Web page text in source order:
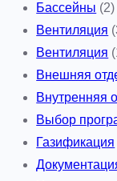
Бассейны (2)
Вентиляция
Вентиляция
Внешняя
Внутренняя
Выбор
Газификация